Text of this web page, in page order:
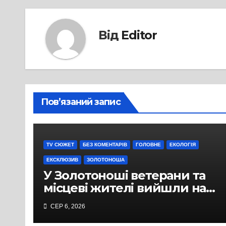
Від Editor
Пов’язаний запис
TV СЮЖЕТ БЕЗ КОМЕНТАРІВ ГОЛОВНЕ ЕКОЛОГІЯ
ЕКСКЛЮЗИВ ЗОЛОТОНОША
У Золотоноші ветерани та
місцеві жителі вийшли на
протест до стін
підприємства ТОВ «Омега
СЕР 6, 2026